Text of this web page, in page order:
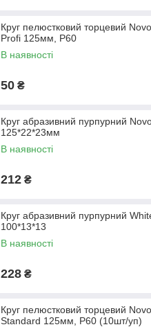
Круг пелюстковий торцевий
Profi 125мм, P60
В наявності
50 ₴
Круг абразивний пурпурний
125*22*23мм
В наявності
212 ₴
Круг абразивний пурпурний
100*13*13
В наявності
228 ₴
Круг пелюстковий торцевий
Standard 125мм, P60 (10шт/уп)